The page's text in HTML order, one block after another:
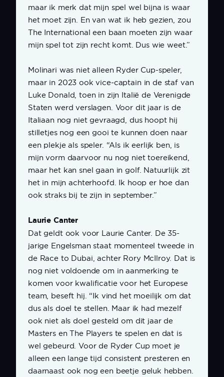
maar ik merk dat mijn spel wel bijna is waar
het moet zijn. En van wat ik heb gezien, zou
The International een baan moeten zijn waar
mijn spel tot zijn recht komt. Dus wie weet.”
Molinari was niet alleen Ryder Cup-speler,
maar in 2023 ook vice-captain in de staf van
Luke Donald, toen in zijn Italië de Verenigde
Staten werd verslagen. Voor dit jaar is de
Italiaan nog niet gevraagd, dus hoopt hij
stilletjes nog een gooi te kunnen doen naar
een plekje als speler. “Als ik eerlijk ben, is
mijn vorm daarvoor nu nog niet toereikend,
maar het kan snel gaan in golf. Natuurlijk zit
het in mijn achterhoofd. Ik hoop er hoe dan
ook straks bij te zijn in september.”
Laurie Canter
Dat geldt ook voor Laurie Canter. De 35-
jarige Engelsman staat momenteel tweede in
de Race to Dubai, achter Rory McIlroy. Dat is
nog niet voldoende om in aanmerking te
komen voor kwalificatie voor het Europese
team, beseft hij. “Ik vind het moeilijk om dat
dus als doel te stellen. Maar ik had mezelf
ook niet als doel gesteld om dit jaar de
Masters en The Players te spelen en dat is
wel gebeurd. Voor de Ryder Cup moet je
alleen een lange tijd consistent presteren en
daarnaast ook nog een beetje geluk hebben.